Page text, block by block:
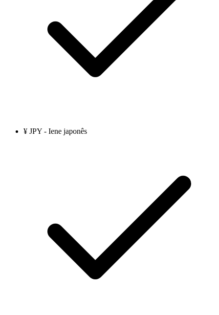
¥ JPY - Iene japonês